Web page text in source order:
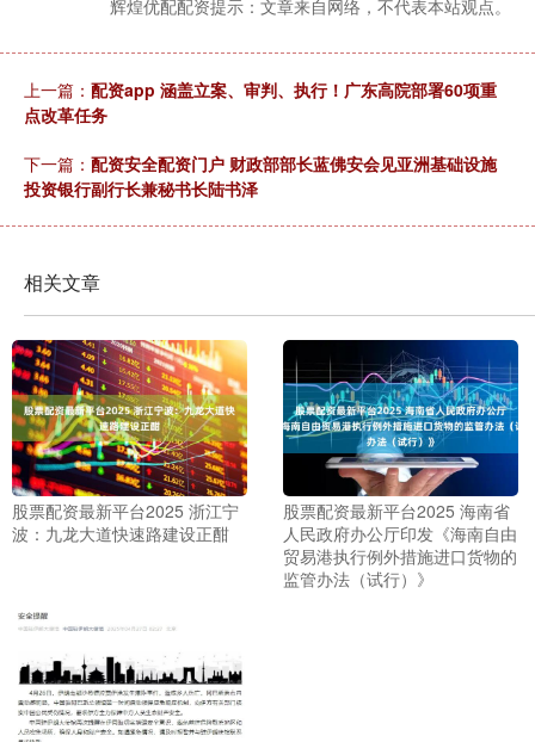
辉煌优配配资提示：文章来自网络，不代表本站观点。
上一篇： 配资app 涵盖立案、审判、执行！广东高院部署60项重
点改革任务
下一篇： 配资安全配资门户 财政部部长蓝佛安会见亚洲基础设施
投资银行副行长兼秘书长陆书泽
相关文章
股票配资最新平台2025 浙江宁
波：九龙大道快速路建设正酣
股票配资最新平台2025 海南省
人民政府办公厅印发《海南自由
贸易港执行例外措施进口货物的
监管办法（试行）》